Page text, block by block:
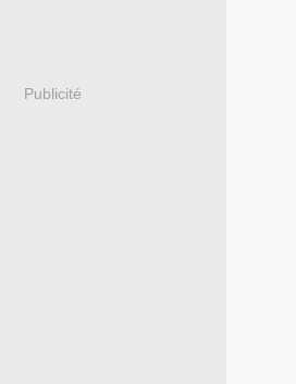
Publicité